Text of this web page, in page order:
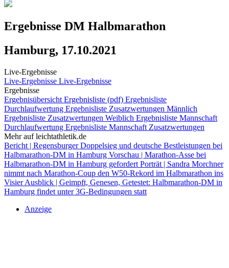
Ergebnisse DM Halbmarathon
Hamburg, 17.10.2021
Live-Ergebnisse
Live-Ergebnisse Live-Ergebnisse
Ergebnisse
Ergebnisübersicht Ergebnisliste (pdf) Ergebnisliste
Durchlaufwertung Ergebnisliste Zusatzwertungen Männlich
Ergebnisliste Zusatzwertungen Weiblich Ergebnisliste Mannschaft
Durchlaufwertung Ergebnisliste Mannschaft Zusatzwertungen
Mehr auf leichtathletik.de
Bericht | Regensburger Doppelsieg und deutsche Bestleistungen bei
Halbmarathon-DM in Hamburg Vorschau | Marathon-Asse bei
Halbmarathon-DM in Hamburg gefordert Porträt | Sandra Morchner
nimmt nach Marathon-Coup den W50-Rekord im Halbmarathon ins
VisierAusblick | Geimpft, Genesen, Getestet: Halbmarathon-DM in
Hamburg findet unter 3G-Bedingungen statt
Anzeige